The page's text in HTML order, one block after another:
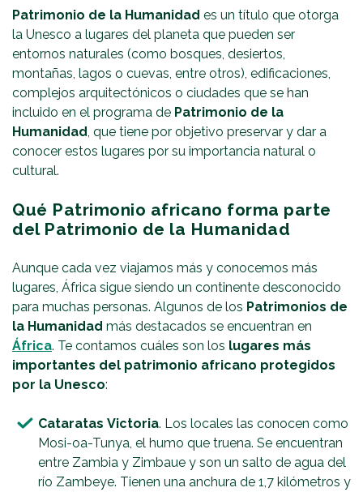
Patrimonio de la Humanidad es un título que otorga
la Unesco a lugares del planeta que pueden ser
entornos naturales (como bosques, desiertos,
montañas, lagos o cuevas, entre otros), edificaciones,
complejos arquitectónicos o ciudades que se han
incluido en el programa de Patrimonio de la
Humanidad , que tiene por objetivo preservar y dar a
conocer estos lugares por su importancia natural o
cultural.
Qué Patrimonio africano forma parte
del Patrimonio de la Humanidad
Aunque cada vez viajamos más y conocemos más
lugares, África sigue siendo un continente desconocido
para muchas personas. Algunos de los Patrimonios de
la Humanidad más destacados se encuentran en
África. Te contamos cuáles son los lugares más
importantes del patrimonio africano protegidos
por la Unesco:
Cataratas Victoria. Los locales las conocen como
Mosi-oa-Tunya, el humo que truena. Se encuentran
entre Zambia y Zimbaue y son un salto de agua del
río Zambeye. Tienen una anchura de 1,7 kilómetros y